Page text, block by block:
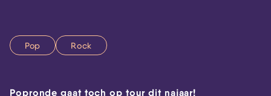
Pop Rock
Popronde gaat toch op tour dit najaar!